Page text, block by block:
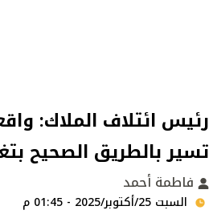
رئيس ائتلاف الملاك:
تسير بالطريق الصحيح
فاطمة أحمد
السبت 25/أكتوبر/2025 - 01:45 م